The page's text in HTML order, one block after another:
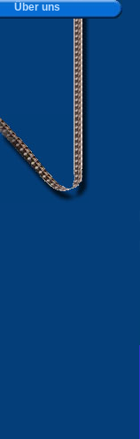
Über uns